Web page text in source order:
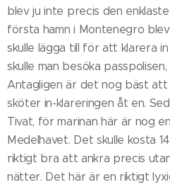
blev ju inte precis den
första hamn i Montenegro
skulle lägga till för att klarera
skulle man besöka
Antagligen är det nog bäst att
sköter in-klareringen åt en.
Tivat, för marinan här är nog
Medelhavet. Det skulle kosta
riktigt bra att ankra precis
nätter. Det här är en riktigt